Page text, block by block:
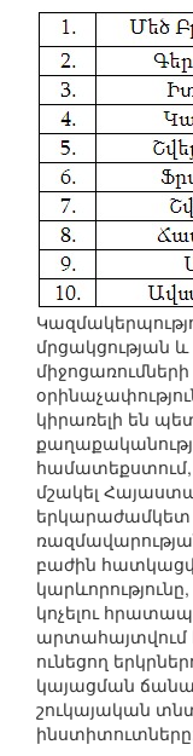
մրցակցության
կիրառելի են
մշակել
երկարաժամկետ
բաժին
կոչելու
արտահայտվում
ունեցող
կայացման
շուկայական